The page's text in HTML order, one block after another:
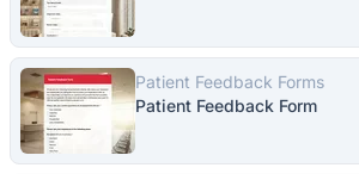
Patient Feedback Forms
Patient Feedback Form